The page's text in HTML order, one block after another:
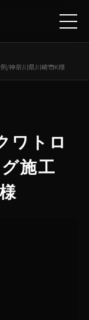
/神奈川県川崎市K様
ワトロ
施工